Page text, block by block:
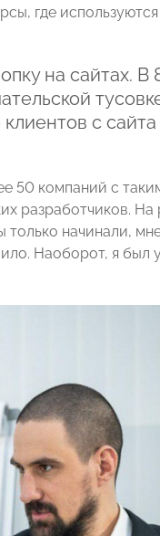
где
на сайтах. В
с
50 компаний с
разработчиков.
начинали,
Наоборот, я